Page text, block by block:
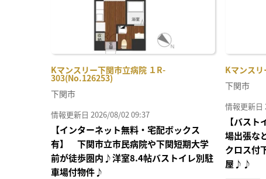
Kマンスリー下関市立病院 １R-
303(No.126253)
下関市
情報更新日 2026/08/02 09:37
【インターネット無料・宅配ボックス
有】 下関市立市民病院や下関短期大学
前が徒歩圏内♪洋室8.4帖バストイレ別駐
車場付物件♪
Kマンス
下関市
情報更新日
【バス
場出張な
クロス付
屋♪♪